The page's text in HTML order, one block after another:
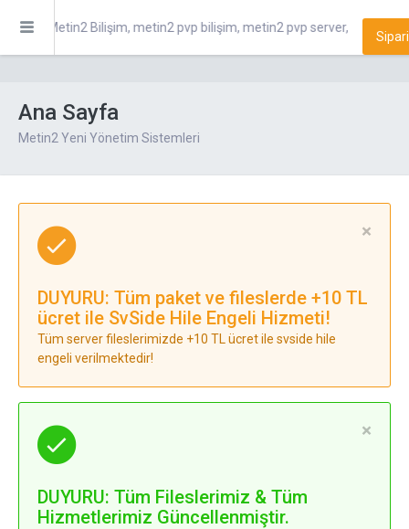
Metin2 Bilişim, metin2 pvp bilişim, metin2 pvp server, metin2 pvp
Ana Sayfa
Metin2 Yeni Yönetim Sistemleri
×
DUYURU: Tüm paket ve fileslerde +10 TL
ücret ile SvSide Hile Engeli Hizmeti!
Tüm server fileslerimizde +10 TL ücret ile svside hile
engeli verilmektedir!
×
DUYURU: Tüm Fileslerimiz & Tüm
Hizmetlerimiz Güncellenmiştir.